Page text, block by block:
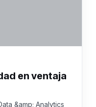
en ventaja
&amp; Analytics